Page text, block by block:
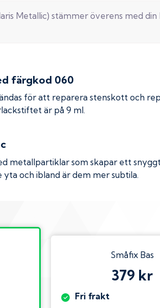
Metallic) stämmer överens med din
färgkod 060
för att reparera stenskott och
är på 9 ml.
metallpartiklar som skapar ett
och ibland är dem mer subtila.
Småfix Bas
379 kr
Fri frakt